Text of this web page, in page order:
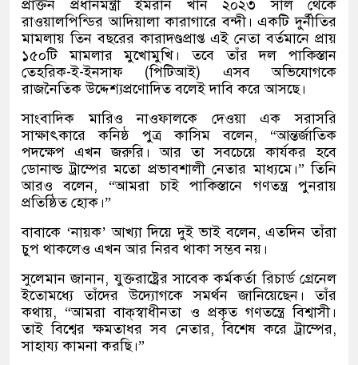
প্রাক্তন প্রধানমন্ত্রী ইমরান খান ২০২৩ সাল থেকে
রাওয়ালপিন্ডির আদিয়ালা কারাগারে বন্দী। একটি দুর্নীতির
মামলায় তিন বছরের কারাদণ্ডপ্রাপ্ত এই নেতা বর্তমানে প্রায়
১৫০টি মামলার মুখোমুখি। তবে তাঁর দল পাকিস্তান
তেহরিক-ই-ইনসাফ (পিটিআই) এসব অভিযোগকে
রাজনৈতিক উদ্দেশ্যপ্রণোদিত বলেই দাবি করে আসছে।
সাংবাদিক মারিও নাওফালকে দেওয়া এক সরাসরি
সাক্ষাৎকারে কনিষ্ঠ পুত্র কাসিম বলেন, “আন্তর্জাতিক
পদক্ষেপ এখন জরুরি। আর তা সবচেয়ে কার্যকর হবে
ডোনাল্ড ট্রাম্পের মতো প্রভাবশালী নেতার মাধ্যমে।” তিনি
আরও বলেন, “আমরা চাই পাকিস্তানে গণতন্ত্র পুনরায়
প্রতিষ্ঠিত হোক।”
বাবাকে ‘নায়ক’ আখ্যা দিয়ে দুই ভাই বলেন, এতদিন তাঁরা
চুপ থাকলেও এখন আর নিরব থাকা সম্ভব নয়।
সুলেমান জানান, যুক্তরাষ্ট্রের সাবেক কর্মকর্তা রিচার্ড গ্রেনেল
ইতোমধ্যে তাঁদের উদ্যোগকে সমর্থন জানিয়েছেন। তাঁর
কথায়, “আমরা বাক্‌স্বাধীনতা ও প্রকৃত গণতন্ত্রে বিশ্বাসী।
তাই বিশ্বের ক্ষমতাধর সব নেতার, বিশেষ করে ট্রাম্পের,
সাহায্য কামনা করছি।”